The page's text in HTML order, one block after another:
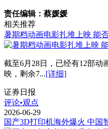
责任编辑：蔡媛媛
相关推荐
暑期档动画电影扎堆上映 能
截至6月28日，已经有12部
映，剩余7...[详细]
证券日报
评论•观点
2026-06-29
国产3D打印机海外爆火 中国